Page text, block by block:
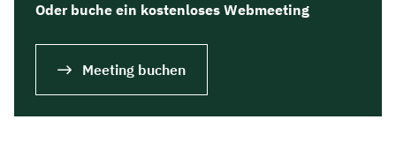
Oder buche ein kostenloses Webmeeting
Meeting buchen